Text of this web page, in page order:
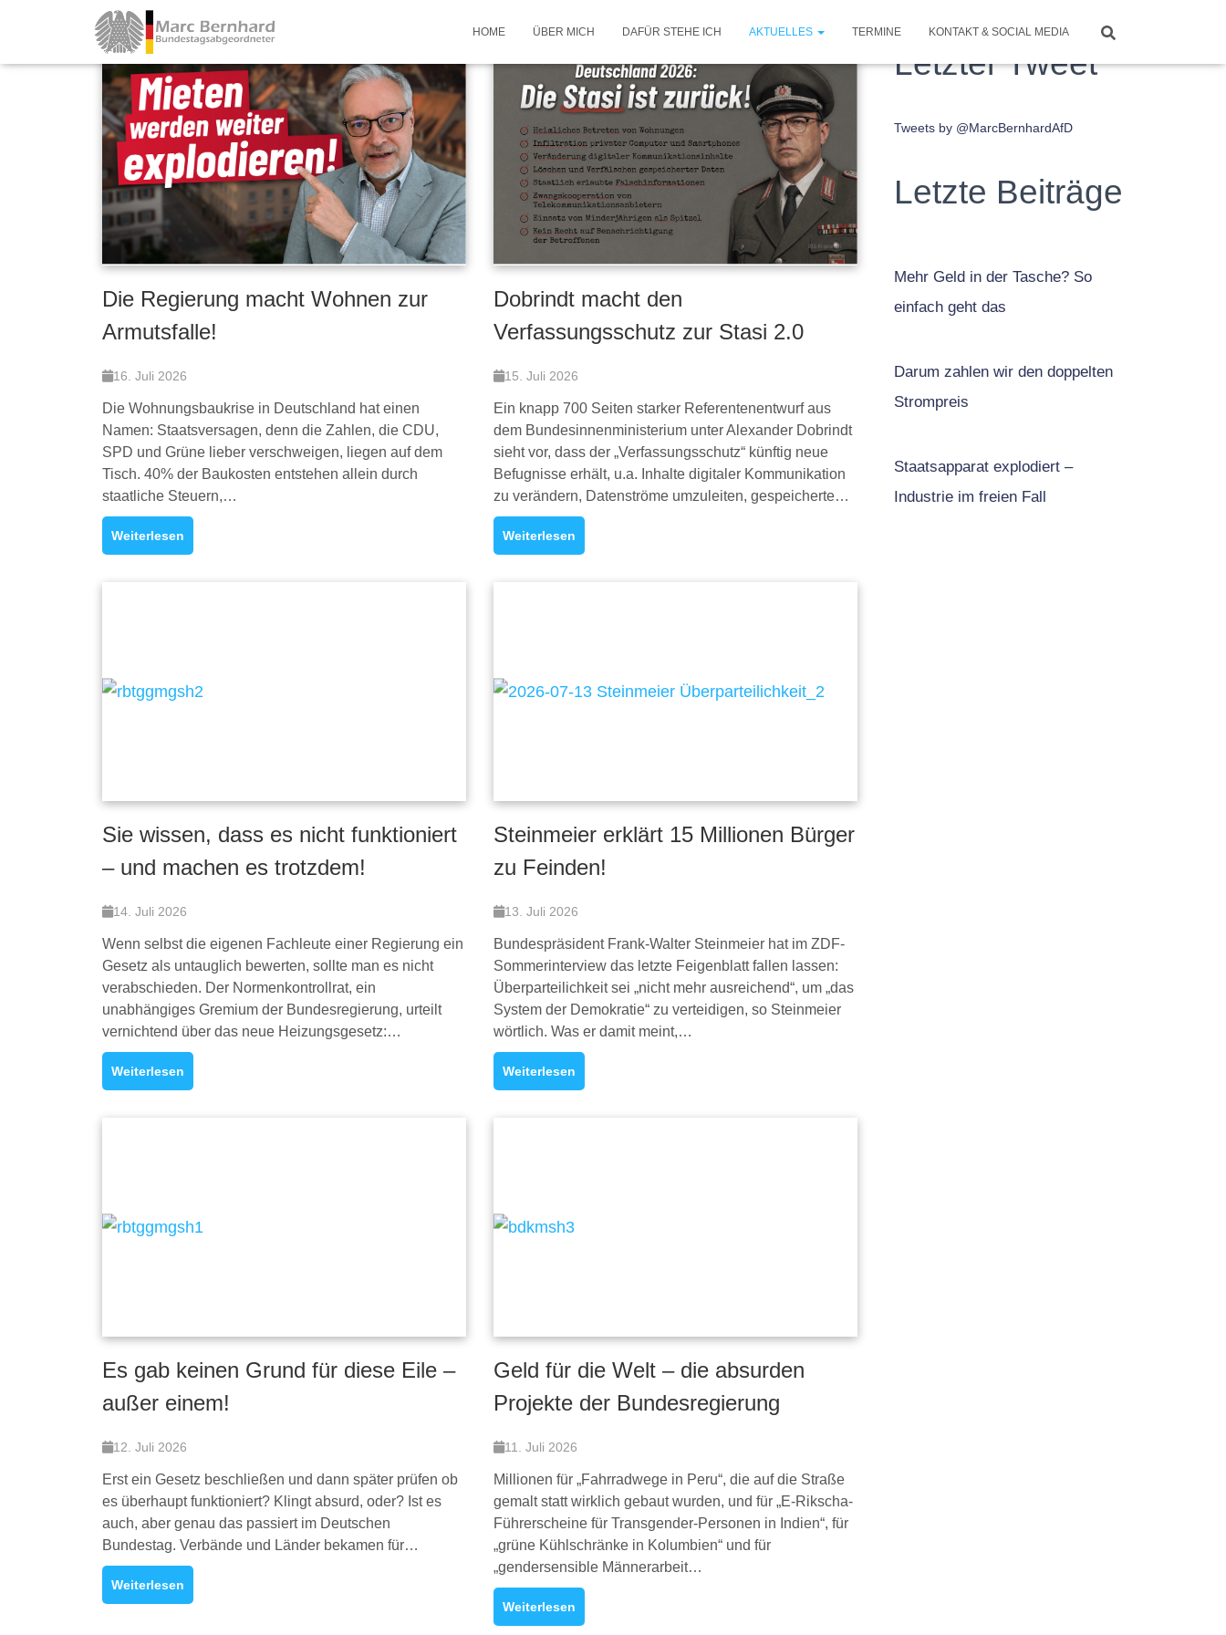
HOME ÜBER MICH DAFÜR STEHE ICH AKTUELLES TERMINE KONTAKT & SOCIAL MEDIA
Die Regierung macht Wohnen zur
Armutsfalle!
16. Juli 2026
Die Wohnungsbaukrise in Deutschland hat einen
Namen: Staatsversagen, denn die Zahlen, die CDU,
SPD und Grüne lieber verschweigen, liegen auf dem
Tisch. 40% der Baukosten entstehen allein durch
staatliche Steuern,…
Weiterlesen
Dobrindt macht den
Verfassungsschutz zur Stasi 2.0
15. Juli 2026
Ein knapp 700 Seiten starker Referentenentwurf aus
dem Bundesinnenministerium unter Alexander Dobrindt
sieht vor, dass der „Verfassungsschutz“ künftig neue
Befugnisse erhält, u.a. Inhalte digitaler Kommunikation
zu verändern, Datenströme umzuleiten, gespeicherte…
Weiterlesen
Sie wissen, dass es nicht funktioniert
– und machen es trotzdem!
14. Juli 2026
Wenn selbst die eigenen Fachleute einer Regierung ein
Gesetz als untauglich bewerten, sollte man es nicht
verabschieden. Der Normenkontrollrat, ein
unabhängiges Gremium der Bundesregierung, urteilt
vernichtend über das neue Heizungsgesetz:…
Weiterlesen
Steinmeier erklärt 15 Millionen Bürger
zu Feinden!
13. Juli 2026
Bundespräsident Frank-Walter Steinmeier hat im ZDF-
Sommerinterview das letzte Feigenblatt fallen lassen:
Überparteilichkeit sei „nicht mehr ausreichend“, um „das
System der Demokratie“ zu verteidigen, so Steinmeier
wörtlich. Was er damit meint,…
Weiterlesen
Es gab keinen Grund für diese Eile –
außer einem!
12. Juli 2026
Erst ein Gesetz beschließen und dann später prüfen ob
es überhaupt funktioniert? Klingt absurd, oder? Ist es
auch, aber genau das passiert im Deutschen
Bundestag. Verbände und Länder bekamen für…
Weiterlesen
Geld für die Welt – die absurden
Projekte der Bundesregierung
11. Juli 2026
Millionen für „Fahrradwege in Peru“, die auf die Straße
gemalt statt wirklich gebaut wurden, und für „E-Rikscha-
Führerscheine für Transgender-Personen in Indien“, für
„grüne Kühlschränke in Kolumbien“ und für
„gendersensible Männerarbeit…
Weiterlesen
Letzter Tweet
Tweets by @MarcBernhardAfD
Letzte Beiträge
Mehr Geld in der Tasche? So
einfach geht das
Darum zahlen wir den doppelten
Strompreis
Staatsapparat explodiert –
Industrie im freien Fall